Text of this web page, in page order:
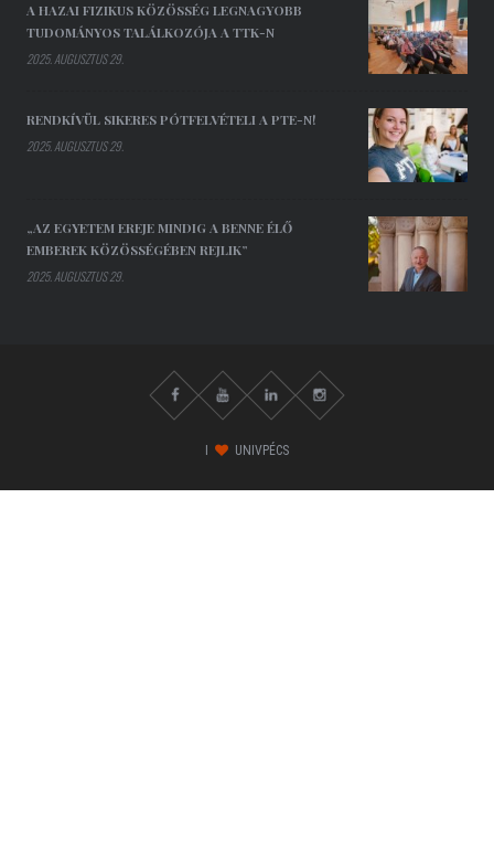
A HAZAI FIZIKUS KÖZÖSSÉG LEGNAGYOBB
TUDOMÁNYOS TALÁLKOZÓJA A TTK-N
2025. AUGUSZTUS 29.
RENDKÍVÜL SIKERES PÓTFELVÉTELI A PTE-N!
2025. AUGUSZTUS 29.
„AZ EGYETEM EREJE MINDIG A BENNE ÉLŐ
EMBEREK KÖZÖSSÉGÉBEN REJLIK”
2025. AUGUSZTUS 29.
I UNIVPÉCS